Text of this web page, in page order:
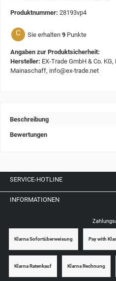
Produktnummer: 28193vp4
C Sie erhalten 9 Punkte
Angaben zur Produktsicherheit:
Hersteller: EX-Trade GmbH & Co.
Mainaschaff, info@ex-trade.net
Beschreibung
Bewertungen
SERVICE-HOTLINE
INFORMATIONEN
Klarna Sofortüberweisung Pay with
Klarna Ratenkauf Klarna Rechnung